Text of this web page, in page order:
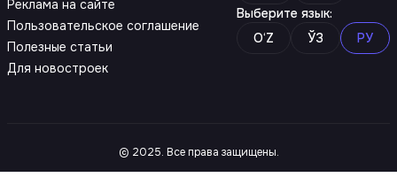
Реклама на сайте
Пользовательское соглашение
Полезные статьи
Для новостроек
Выберите язык:
O‘Z
ЎЗ РУ
© 2025. Все права защищены.